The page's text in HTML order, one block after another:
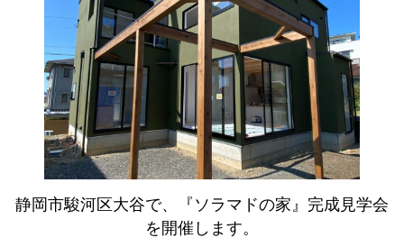
静岡市駿河区大谷で、『ソラマドの家』完成見学会
を開催します。